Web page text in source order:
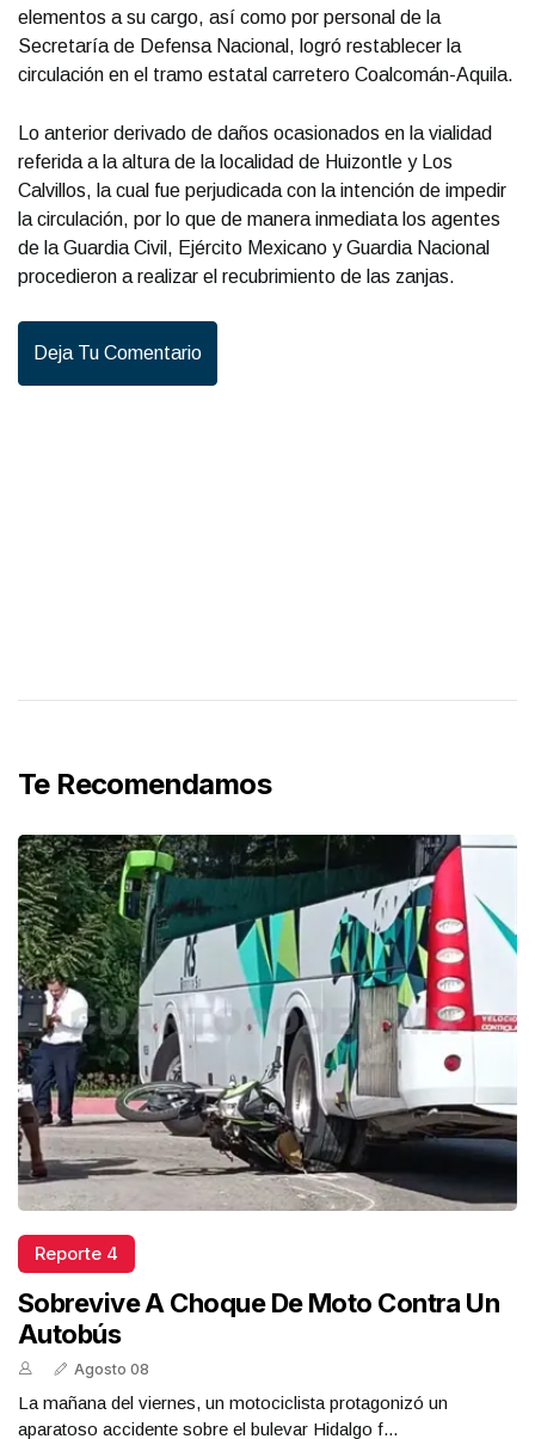
elementos a su cargo, así como por personal de la
Secretaría de Defensa Nacional, logró restablecer la
circulación en el tramo estatal carretero Coalcomán-Aquila.
Lo anterior derivado de daños ocasionados en la vialidad
referida a la altura de la localidad de Huizontle y Los
Calvillos, la cual fue perjudicada con la intención de impedir
la circulación, por lo que de manera inmediata los agentes
de la Guardia Civil, Ejército Mexicano y Guardia Nacional
procedieron a realizar el recubrimiento de las zanjas.
Deja Tu Comentario
Te Recomendamos
Reporte 4
Sobrevive A Choque De Moto Contra Un
Autobús
Agosto 08
La mañana del viernes, un motociclista protagonizó un
aparatoso accidente sobre el bulevar Hidalgo f...